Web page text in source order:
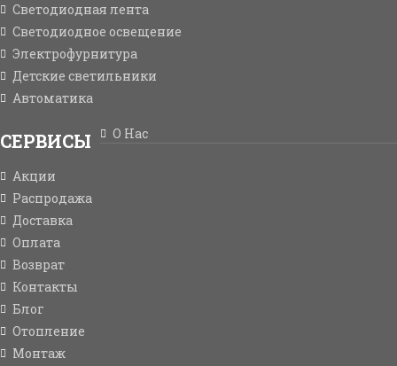
Светодиодная лента
Светодиодное освещение
Электрофурнитура
Детские светильники
Автоматика
СЕРВИСЫ О Нас
Акции
Распродажа
Доставка
Оплата
Возврат
Контакты
Блог
Отопление
Монтаж